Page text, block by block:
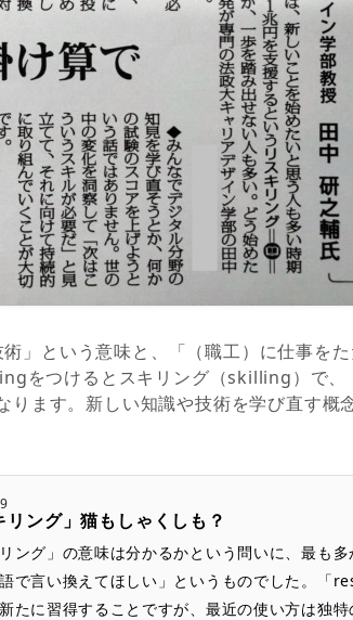
」という意味と、「（職工）に仕事を
をつけるとスキリング（skilling）で、
ます。新しい知識や技術を学び直す概
リング」猫もしゃくしも？
リング」の意味は分かるかという問いに、最も
で言い換えてほしい」というものでした。「
たに習得することですが、最近の使い方は独